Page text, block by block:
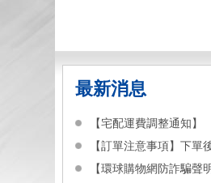
最新消息
【宅配運費調整通知】
【訂單注意事項】下單
【環球購物網防詐騙聲明